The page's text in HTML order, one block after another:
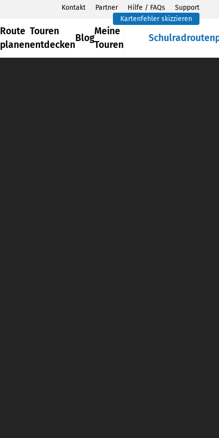
Kontakt Partner Hilfe / FAQs
Support
Kartenfehler skizzieren
Route
planen
Touren
entdecken
Blog
Meine
Touren